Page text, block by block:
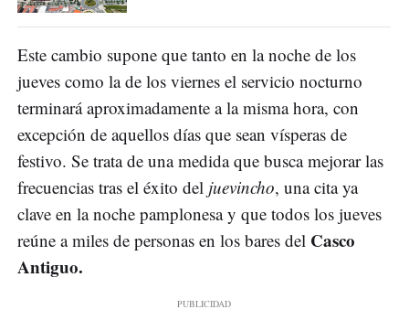
Este cambio supone que tanto en la noche de los
jueves como la de los viernes el servicio nocturno
terminará aproximadamente a la misma hora, con
excepción de aquellos días que sean vísperas de
festivo. Se trata de una medida que busca mejorar las
frecuencias tras el éxito del juevincho, una cita ya
clave en la noche pamplonesa y que todos los jueves
reúne a miles de personas en los bares del Casco
Antiguo.